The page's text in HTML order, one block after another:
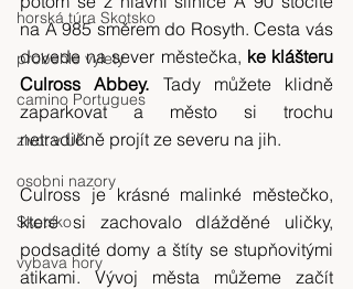
horská túra Skotsko
probehle vylety
camino Portugues
zivot v UK
osobni nazory
Skotsko
vybava hory
na A 985 směrem do Rosyth. Cesta vás
dovede na sever městečka, ke klášteru
Culross Abbey. Tady můžete klidně
zaparkovat a město si trochu
netradičně projít ze severu na jih.
Culross je krásné malinké městečko,
které si zachovalo dlážděné uličky,
podsadité domy a štíty se stupňovitými
atikami. Vývoj města můžeme začít